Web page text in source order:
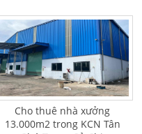
Cho thuê nhà xưởng
13.000m2 trong KCN Tân